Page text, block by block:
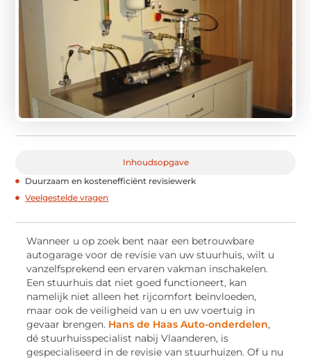
Inhoudsopgave
Duurzaam en kostenefficiënt revisiewerk
Veelgestelde vragen
Wanneer u op zoek bent naar een betrouwbare
autogarage voor de revisie van uw stuurhuis, wilt u
vanzelfsprekend een ervaren vakman inschakelen.
Een stuurhuis dat niet goed functioneert, kan
namelijk niet alleen het rijcomfort beïnvloeden,
maar ook de veiligheid van u en uw voertuig in
gevaar brengen. Hans de Haas Auto-onderdelen,
dé stuurhuisspecialist nabij Vlaanderen, is
gespecialiseerd in de revisie van stuurhuizen. Of u nu